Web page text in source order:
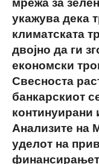
укажува дека
климатската
двојно да ги
економски
Свесноста
банкарскиот
Анализите на
уделот на